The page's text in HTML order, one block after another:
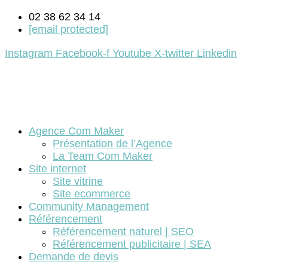
02 38 62 34 14
[email protected]
Instagram Facebook-f Youtube X-twitter Linkedin
Agence Com Maker
Présentation de l’Agence
La Team Com Maker
Site internet
Site vitrine
Site ecommerce
Community Management
Référencement
Référencement naturel | SEO
Référencement publicitaire | SEA
Demande de devis